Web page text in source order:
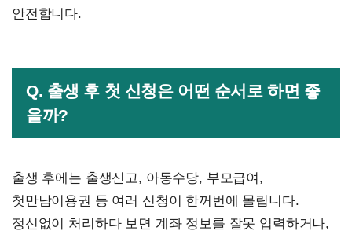
안전합니다.
Q. 출생 후 첫 신청은 어떤 순서로 하면 좋
을까?
출생 후에는 출생신고, 아동수당, 부모급여,
첫만남이용권 등 여러 신청이 한꺼번에 몰립니다.
정신없이 처리하다 보면 계좌 정보를 잘못 입력하거나,